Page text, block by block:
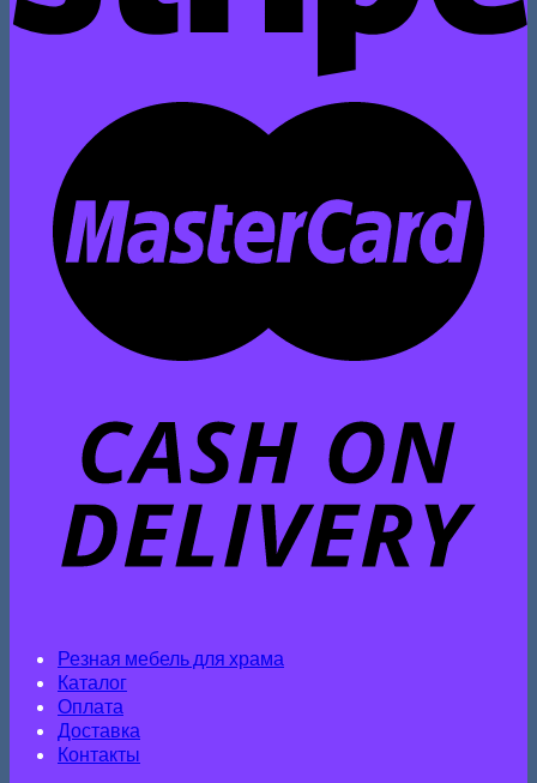
Резная мебель для храма
Каталог
Оплата
Доставка
Контакты